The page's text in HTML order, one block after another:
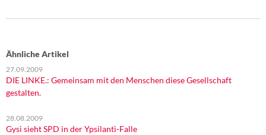
Ähnliche Artikel
27.09.2009
DIE LINKE.: Gemeinsam mit den Menschen diese Gesellschaft
gestalten.
28.08.2009
Gysi sieht SPD in der Ypsilanti-Falle